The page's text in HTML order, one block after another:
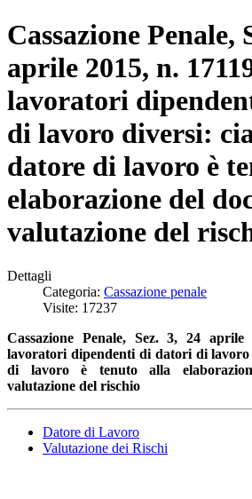
Cassazione Penale,
aprile 2015, n.
lavoratori
di lavoro diversi:
datore di lavoro è
elaborazione del
valutazione del
Dettagli
Categoria: Cassazione penale
Visite: 17237
Cassazione Penale, Sez. 3, 24
lavoratori dipendenti di datori di
di lavoro è tenuto alla
valutazione del rischio
Datore di Lavoro
Valutazione dei Rischi